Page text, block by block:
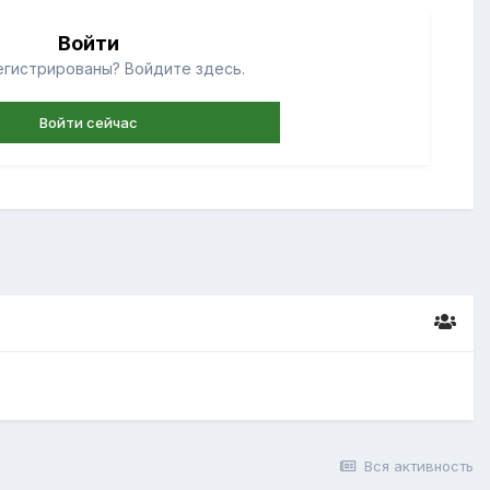
Войти
Войдите здесь.
Войти сейчас
Вся активность